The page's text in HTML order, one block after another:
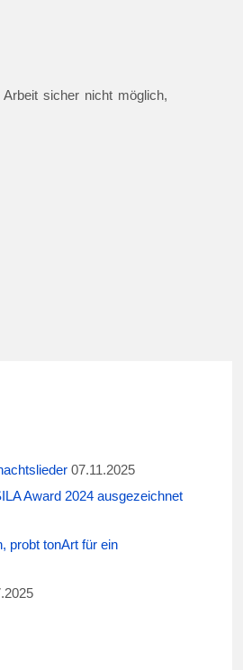
sicher nicht möglich,
07.11.2025
Award 2024 ausgezeichnet
probt tonArt für ein